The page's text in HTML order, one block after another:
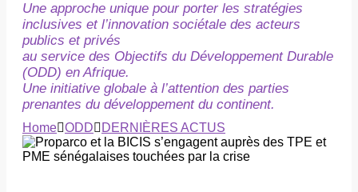
Une approche unique pour porter les stratégies
inclusives et l’innovation sociétale des acteurs
publics et privés
au service des Objectifs du Développement Durable
(ODD) en Afrique.
Une initiative globale à l’attention des parties
prenantes du développement du continent.
Home ODD DERNIÈRES ACTUS